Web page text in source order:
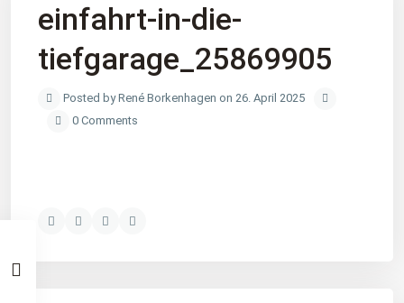
einfahrt-in-die-
tiefgarage_25869905
Posted by René Borkenhagen on 26. April 2025
0 Comments